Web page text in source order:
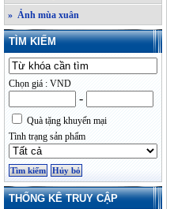
» Ảnh mùa xuân
TÌM KIẾM
Chọn giá : VND
-
Quà tặng khuyến mại
Tình trạng sản phẩm
THỐNG KÊ TRUY CẬP